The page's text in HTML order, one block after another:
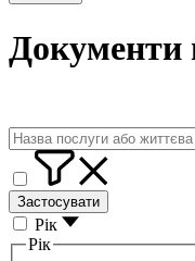
Документи
Застосувати
Рік
Рік